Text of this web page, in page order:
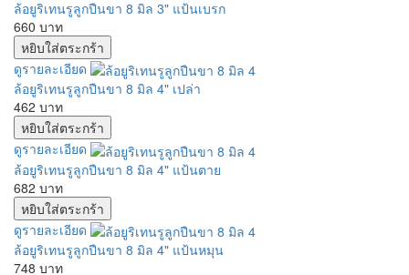
ล้อยูริเทนรูลูกปืนขา 8 มิล 3" แป้นเบรก
660 บาท
ดูรายละเอียด
ล้อยูริเทนรูลูกปืนขา 8 มิล 4" เปล่า
462 บาท
ดูรายละเอียด
ล้อยูริเทนรูลูกปืนขา 8 มิล 4" แป้นตาย
682 บาท
ดูรายละเอียด
ล้อยูริเทนรูลูกปืนขา 8 มิล 4" แป้นหมุน
748 บาท